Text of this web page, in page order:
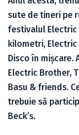
sute de tineri pe
festivalul Electric
kilometri,
Disco în mişcare.
Electric Brother,
Basu & friends.
trebuie să
Beck’s.